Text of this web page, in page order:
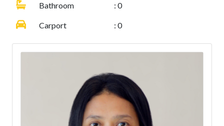
Bathroom : 0
Carport : 0